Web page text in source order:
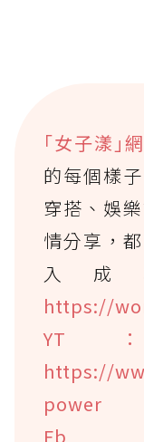
｢女子漾｣
的每個樣
穿搭、娛
情分享，
入成
https://
YT
https://
power